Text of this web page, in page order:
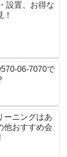
設置、お得な
06-7070で
ーニングはあ
他おすすめ会